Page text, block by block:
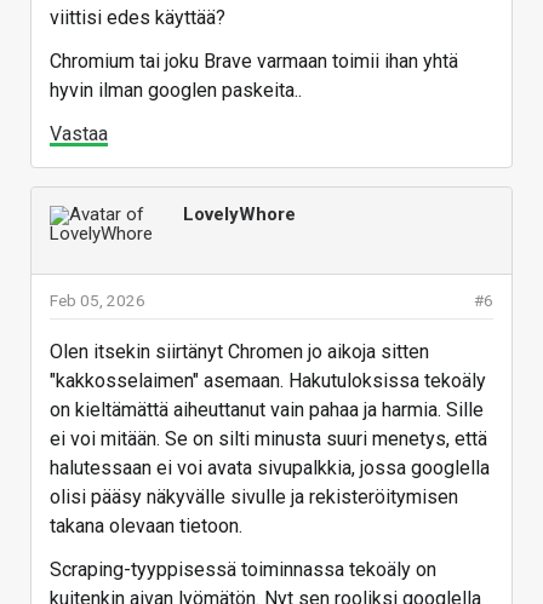
viittisi edes käyttää?
Chromium tai joku Brave varmaan toimii ihan yhtä
hyvin ilman googlen paskeita..
Vastaa
LovelyWhore
#6
Feb 05, 2026
Olen itsekin siirtänyt Chromen jo aikoja sitten
"kakkosselaimen" asemaan. Hakutuloksissa tekoäly
on kieltämättä aiheuttanut vain pahaa ja harmia. Sille
ei voi mitään. Se on silti minusta suuri menetys, että
halutessaan ei voi avata sivupalkkia, jossa googlella
olisi pääsy näkyvälle sivulle ja rekisteröitymisen
takana olevaan tietoon.
Scraping-tyyppisessä toiminnassa tekoäly on
kuitenkin aivan lyömätön. Nyt sen rooliksi googlella